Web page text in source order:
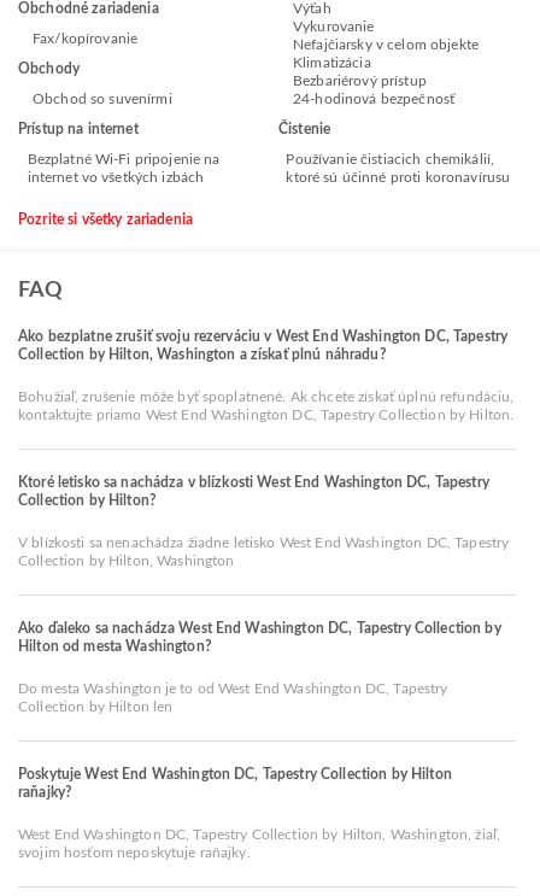
Obchodné zariadenia
Fax/kopírovanie
Obchody
Obchod so suvenírmi
Prístup na internet
Bezplatné Wi-Fi pripojenie na
internet vo všetkých izbách
Výťah
Vykurovanie
Nefajčiarsky v celom objekte
Klimatizácia
Bezbariérový prístup
24-hodinová bezpečnosť
Čistenie
Používanie čistiacich chemikálií,
ktoré sú účinné proti koronavírusu
Pozrite si všetky zariadenia
FAQ
Ako bezplatne zrušiť svoju rezerváciu v West End Washington DC, Tapestry
Collection by Hilton, Washington a získať plnú náhradu?
Bohužiaľ, zrušenie môže byť spoplatnené. Ak chcete získať úplnú refundáciu,
kontaktujte priamo West End Washington DC, Tapestry Collection by Hilton.
Ktoré letisko sa nachádza v blízkosti West End Washington DC, Tapestry
Collection by Hilton?
V blízkosti sa nenachádza žiadne letisko West End Washington DC, Tapestry
Collection by Hilton, Washington
Ako ďaleko sa nachádza West End Washington DC, Tapestry Collection by
Hilton od mesta Washington?
Do mesta Washington je to od West End Washington DC, Tapestry
Collection by Hilton len
Poskytuje West End Washington DC, Tapestry Collection by Hilton
raňajky?
West End Washington DC, Tapestry Collection by Hilton, Washington, žiaľ,
svojim hosťom neposkytuje raňajky.